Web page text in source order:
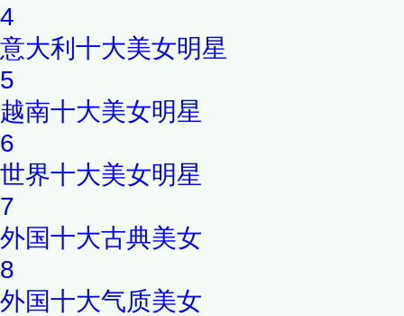
4
意大利十大美女明星
5
越南十大美女明星
6
世界十大美女明星
7
外国十大古典美女
8
外国十大气质美女